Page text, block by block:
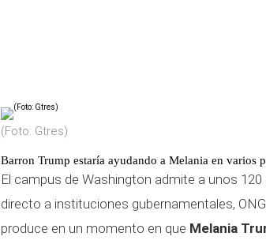
(Foto: Gtres)
Barron Trump estaría ayudando a Melania en varios
El campus de Washington admite a unos
directo a instituciones gubernamentales,
produce en un momento en que Melania